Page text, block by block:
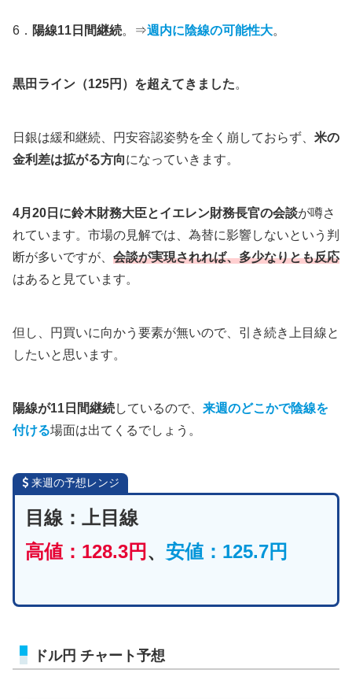
6． 陽線11日間継続。⇒週内に陰線の可能性大。
黒田ライン（125円）を超えてきました。
日銀は緩和継続、円安容認姿勢を全く崩しておらず、 米の
金利差は拡がる方向になっていきます。
4月20日に鈴木財務大臣とイエレン財務長官の会談が噂さ
れています。市場の見解では、為替に影響しないという判
断が多いですが、 会談が実現されれば、多少なりとも反応
はあると見ています。
但し、円買いに向かう要素が無いので、引き続き上目線と
したいと思います。
陽線が11日間継続しているので、 来週のどこかで陰線を
付ける場面は出てくるでしょう。
来週の予想レンジ
目線：上目線
高値：128.3円 、 安値：125.7円
ドル円 チャート予想